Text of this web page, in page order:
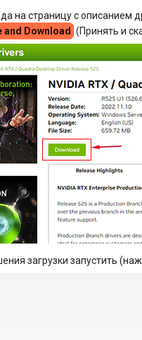
на страницу с описанием
and Download (Принять и
загрузки запустить